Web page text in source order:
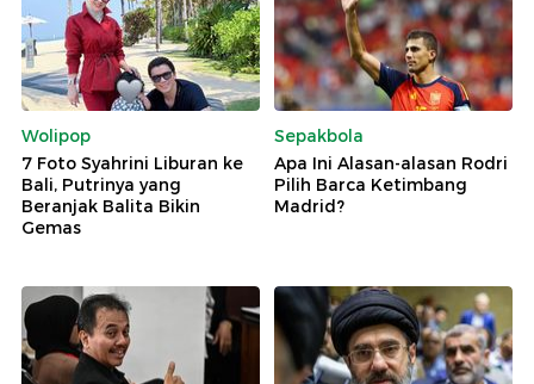
Wolipop
7 Foto Syahrini Liburan ke
Bali, Putrinya yang
Beranjak Balita Bikin
Gemas
Sepakbola
Apa Ini Alasan-alasan Rodri
Pilih Barca Ketimbang
Madrid?